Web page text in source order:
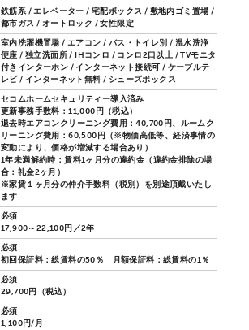
鉄筋系 / エレベーター / 宅配ボックス / 敷地内ゴミ置場 /
都市ガス / オートロック / 女性限定
室内洗濯機置場 / エアコン / バス・トイレ別 / 温水洗浄
便座 / 独立洗面所 / IHコンロ / コンロ2口以上 / TVモニタ
付きインターホン / インターネット接続可 / ケーブルテ
レビ / インターネット無料 / シューズボックス
セコムホームセキュリティー導入済み
更新事務手数料：11,000円（税込）
退去時エアコンクリーニング費用：40,700円、ルームク
リーニング費用：60,500円（※物価高低等、経済事情の
変動により、価格が増減する場合あり）
1年未満解約時：賃料1ヶ月分の違約金（違約金排除の場
合：礼金2ヶ月）
※家賃１ヶ月分の仲介手数料（税別）を別途頂戴いたし
ます
必須
17,900～22,100円／2年
必須
初回保証料：総賃料の50％ 月額保証料：総賃料の1％
必須
29,700円（税込）
必須
1,100円/月